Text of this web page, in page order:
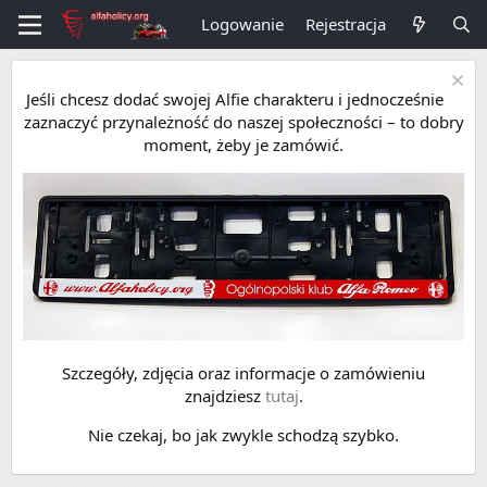
Logowanie Rejestracja
Jeśli chcesz dodać swojej Alfie charakteru i jednocześnie
zaznaczyć przynależność do naszej społeczności – to dobry
moment, żeby je zamówić.
Szczegóły, zdjęcia oraz informacje o zamówieniu
znajdziesz tutaj.
Nie czekaj, bo jak zwykle schodzą szybko.